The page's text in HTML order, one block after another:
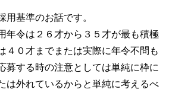
基準のお話です。
年令は２６才から３５才が最も積極
４０才までまたは実際に年令不問も
募する時の注意としては単純に枠に
は外れているからと単純に考えるべ